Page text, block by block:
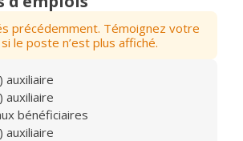
précédemment. Témoignez votre
le poste n’est plus affiché.
auxiliaire
auxiliaire
bénéficiaires
auxiliaire